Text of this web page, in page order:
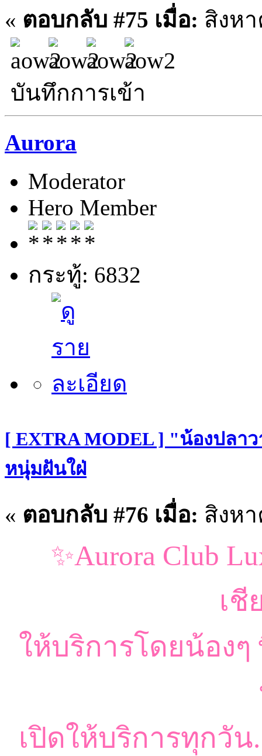
« ตอบกลับ #75 เมื่อ: สิงหา
บันทึกการเข้า
Aurora
Moderator
Hero Member
กระทู้: 6832
[ EXTRA MODEL ] "น้องปล
หนุ่มฝันใฝ่
« ตอบกลับ #76 เมื่อ: สิงหา
✨Aurora Club
เชี
ให้บริการโดยน้อง
เปิดให้บริการทุกวัน